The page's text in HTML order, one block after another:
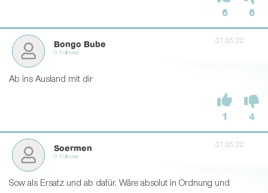
6 6
Bongo Bube
0 Follower
31.05.22
Ab ins Ausland mit dir
1 4
Soermen
0 Follower
31.05.22
Sow als Ersatz und ab dafür. Wäre absolut in Ordnung und